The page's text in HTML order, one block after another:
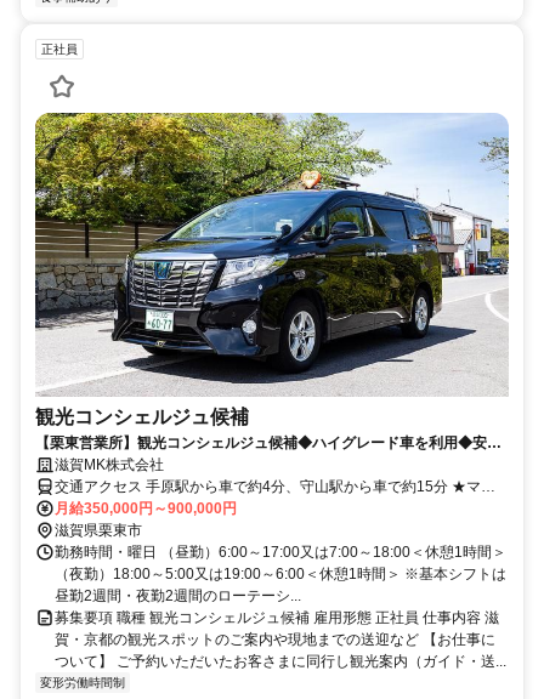
正社員
観光コンシェルジュ候補
【栗東営業所】観光コンシェルジュ候補◆ハイグレード車を利用◆安心
の月給保証制度（35万円／6ヵ月間）
滋賀MK株式会社
交通アクセス 手原駅から車で約4分、守山駅から車で約15分 ★マイ
カー通勤OK！
月給350,000円～900,000円
滋賀県栗東市
勤務時間・曜日 （昼勤）6:00～17:00又は7:00～18:00＜休憩1時間＞
（夜勤）18:00～5:00又は19:00～6:00＜休憩1時間＞ ※基本シフトは
昼勤2週間・夜勤2週間のローテーシ...
募集要項 職種 観光コンシェルジュ候補 雇用形態 正社員 仕事内容 滋
賀・京都の観光スポットのご案内や現地までの送迎など 【お仕事に
ついて】 ご予約いただいたお客さまに同行し観光案内（ガイド・送...
変形労働時間制